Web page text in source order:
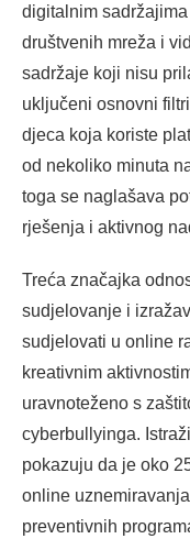
digitalnim
društvenih mreža i
sadržaje koji nisu
uključeni osnovni
djeca koja koriste
od nekoliko minuta
toga se naglašava
rješenja i aktivnog
Treća značajka
sudjelovanje i
sudjelovati u online
kreativnim
uravnoteženo s
cyberbullyinga.
pokazuju da je oko
online
preventivnih